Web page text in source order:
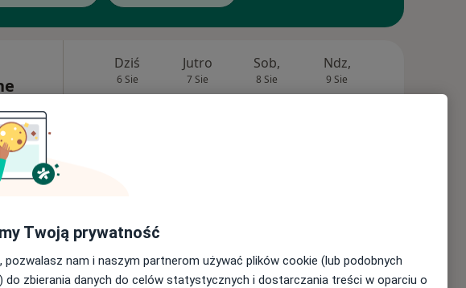
Dziś
6 Sie
Jutro
7 Sie
Sob,
8 Sie
Ndz,
9 Sie
Twoją prywatność
pozwalasz nam i naszym partnerom używać plików cookie (lub podobnych
do zbierania danych do celów statystycznych i dostarczania treści w oparciu o